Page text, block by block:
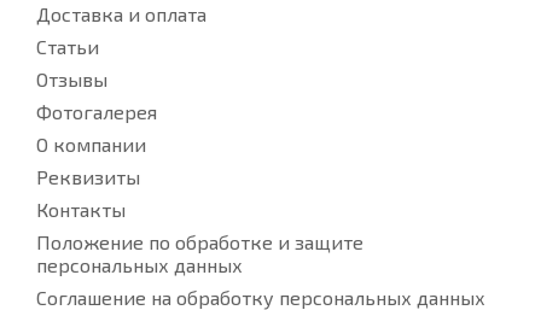
Доставка и оплата
Статьи
Отзывы
Фотогалерея
О компании
Реквизиты
Контакты
Положение по обработке и защите
персональных данных
Соглашение на обработку персональных данных